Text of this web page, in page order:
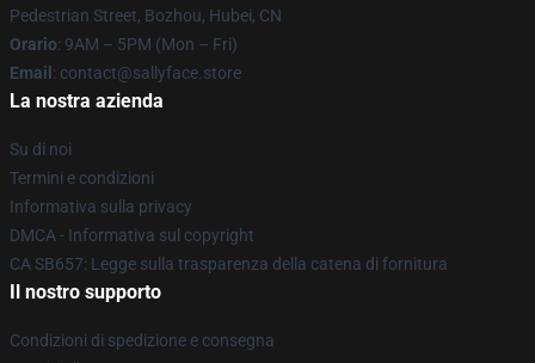
Pedestrian Street, Bozhou, Hubei, CN
Orario: 9AM – 5PM (Mon – Fri)
Email : contact@sallyface.store
La nostra azienda
Su di noi
Termini e condizioni
Informativa sulla privacy
DMCA - Informativa sul copyright
CA SB657: Legge sulla trasparenza della catena di fornitura
Il nostro supporto
Condizioni di spedizione e consegna